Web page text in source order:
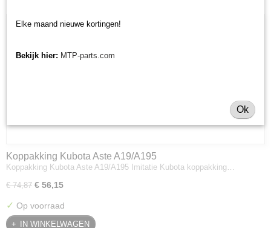
Koppakking Kubota Aste A19/A195
Koppakking Kubota Aste A19/A195 Imitatie Kubota koppakking…
€ 74,87 € 56,15
✓ Op voorraad
IN WINKELWAGEN
Elke maand nieuwe kortingen!
Bekijk hier: MTP-parts.com
Ok